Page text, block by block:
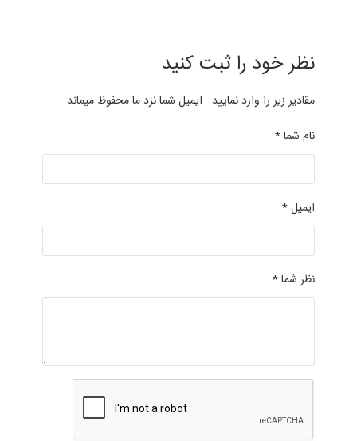
نظر خود را ثبت کنید
مقادیر زیر را وارد نمایید . ایمیل شما نزد ما محفوظ میماند
نام شما *
ایمیل *
نظر شما *